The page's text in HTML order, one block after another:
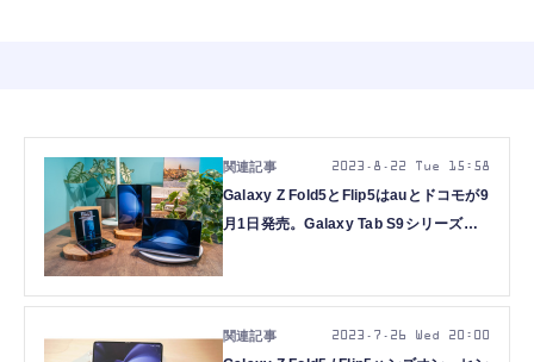
Galaxy Z Fold5とFlip5はauとドコモが9
月1日発売。Galaxy Tab S9シリーズや
2023.8.22 Tue 15:58
2023.7.26 Wed 20:00